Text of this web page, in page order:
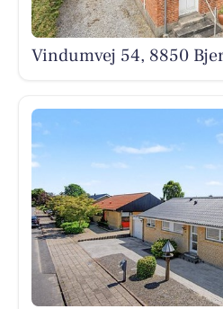
Vindumvej 54, 8850